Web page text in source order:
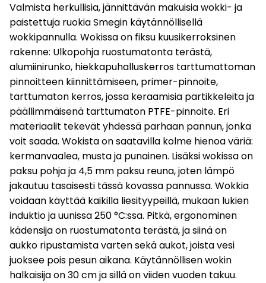
Valmista herkullisia, jännittävän makuisia wokki- ja
paistettuja ruokia Smegin käytännöllisellä
wokkipannulla. Wokissa on fiksu kuusikerroksinen
rakenne: Ulkopohja ruostumatonta terästä,
alumiinirunko, hiekkapuhalluskerros tarttumattoman
pinnoitteen kiinnittämiseen, primer-pinnoite,
tarttumaton kerros, jossa keraamisia partikkeleita ja
päällimmäisenä tarttumaton PTFE-pinnoite. Eri
materiaalit tekevät yhdessä parhaan pannun, jonka
voit saada. Wokista on saatavilla kolme hienoa väriä:
kermanvaalea, musta ja punainen. Lisäksi wokissa on
paksu pohja ja 4,5 mm paksu reuna, joten lämpö
jakautuu tasaisesti tässä kovassa pannussa. Wokkia
voidaan käyttää kaikilla liesityypeillä, mukaan lukien
induktio ja uunissa 250 °C:ssa. Pitkä, ergonominen
kädensija on ruostumatonta terästä, ja siinä on
aukko ripustamista varten sekä aukot, joista vesi
juoksee pois pesun aikana. Käytännöllisen wokin
halkaisija on 30 cm ja sillä on viiden vuoden takuu.